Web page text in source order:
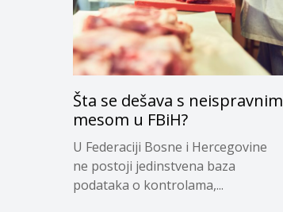
Šta se dešava s neispravnim
mesom u FBiH?
U Federaciji Bosne i Hercegovine
ne postoji jedinstvena baza
podataka o kontrolama,...